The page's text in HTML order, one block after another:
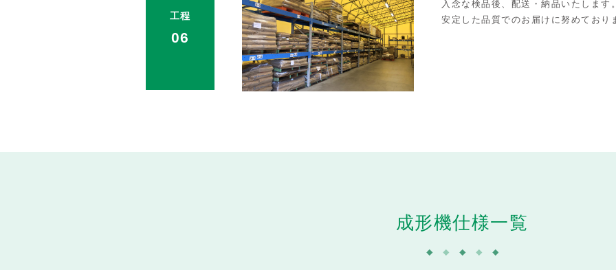
工程
06
入念な検品後、配送・納品いたします。
安定した品質でのお届けに努めており
成形機仕様一覧